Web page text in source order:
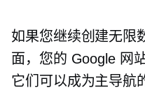
如果您继续创建无限
面，您的 Google 网
它们可以成为主导航